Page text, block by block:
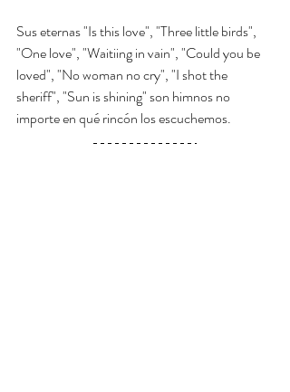
Sus eternas "Is this love", "Three little birds",
"One love", "Waitiing in vain", "Could you be
loved", "No woman no cry", "I shot the
sheriff", "Sun is shining" son himnos no
importe en qué rincón los escuchemos.